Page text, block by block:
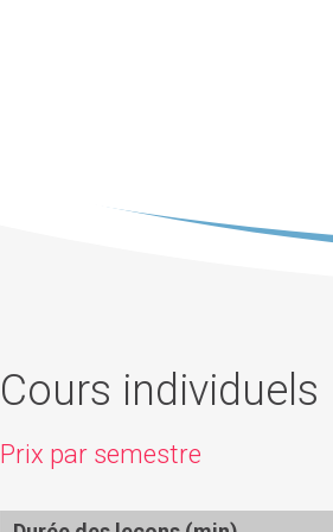
Cours individuels
Prix par semestre